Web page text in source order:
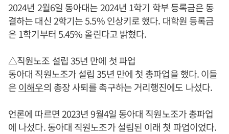
2024년 2월6일 동아대는 2024년 1학기 학부 등록금은 동
결하는 대신 2학기는 5.5% 인상키로 했다. 대학원 등록금
은 1학기부터 5.45% 올린다고 밝혔다.
△직원노조 설립 35년 만에 첫 파업
동아대 직원노조가 설립 35년 만에 첫 총파업을 했다. 이들
은이해우의 총장 사퇴를 촉구하는 거리행진에도 나섰다.
언론에 따르면 2023년 9월4일 동아대 직원노조가 총파업
에 나섰다. 동아대 직원노조가 설립된 이래 첫 파업이었다.